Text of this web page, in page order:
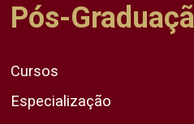
Pós-
Cursos
Especialização